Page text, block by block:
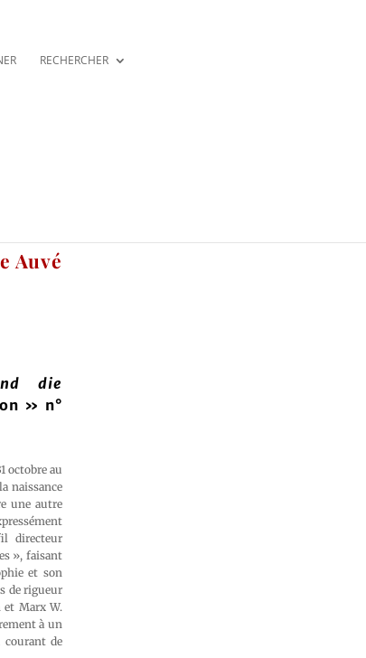
RECHERCHER
Auvé
die
» n°
octobre au
naissance
une autre
directeur
», faisant
et son
de rigueur
et Marx W.
à un
courant de